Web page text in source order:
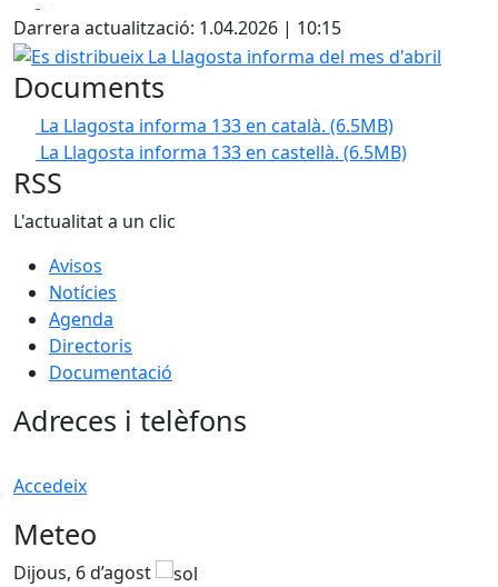
Darrera actualització: 1.04.2026 | 10:15
Es distribueix La Llagosta informa del mes d'abril
Documents
La Llagosta informa 133 en català. (6.5MB)
La Llagosta informa 133 en castellà. (6.5MB)
RSS
L'actualitat a un clic
Avisos
Notícies
Agenda
Directoris
Documentació
Adreces i telèfons
Accedeix
Meteo
Dijous, 6 d’agost